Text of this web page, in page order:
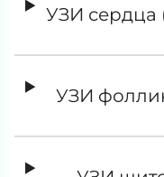
УЗИ сердца
УЗИ